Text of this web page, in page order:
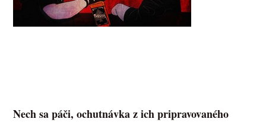
Nech sa páči, ochutnávka z ich pripravovaného